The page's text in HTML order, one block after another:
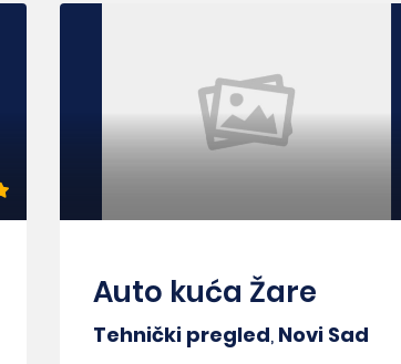
Auto kuća Žare
Tehnički pregled, Novi Sad